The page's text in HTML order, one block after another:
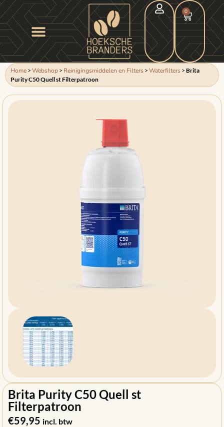
0
Home > Webshop > Reinigingsmiddelen en Filters > Waterfilters > Brita
Purity C50 Quell st Filterpatroon
Brita Purity C50 Quell st
Filterpatroon
€59,95 incl. btw